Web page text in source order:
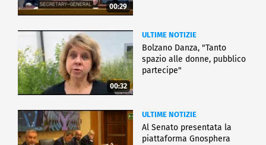
00:29
00:32
ULTIME NOTIZIE
Bolzano Danza, "Tanto
spazio alle donne, pubblico
partecipe"
ULTIME NOTIZIE
Al Senato presentata la
piattaforma Gnosphera